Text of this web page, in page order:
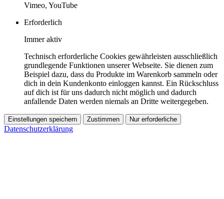
Vimeo, YouTube
Erforderlich
Immer aktiv
Technisch erforderliche Cookies gewährleisten ausschließlich
grundlegende Funktionen unserer Webseite. Sie dienen zum
Beispiel dazu, dass du Produkte im Warenkorb sammeln oder
dich in dein Kundenkonto einloggen kannst. Ein Rückschluss
auf dich ist für uns dadurch nicht möglich und dadurch
anfallende Daten werden niemals an Dritte weitergegeben.
Einstellungen speichern Zustimmen Nur erforderliche
Datenschutzerklärung